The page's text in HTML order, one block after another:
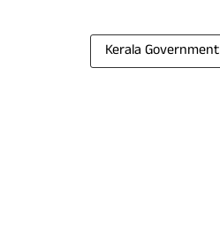
Kerala Government